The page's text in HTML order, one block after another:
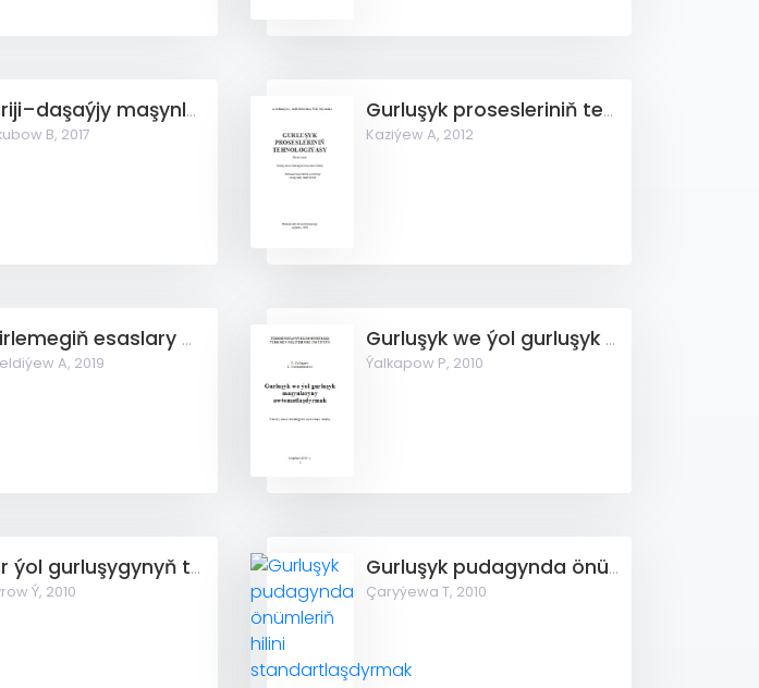
Göteriji–daşaýjy maşynlar
B, 2017
Gurluşyk prosesleriniň tehnologiýasy
Kaziýew A, 2012
Kebşirlemegiň esaslary we kebşirleýiş işleri
A, 2019
Gurluşyk we ýol gurluşyk maşynlaryny awtomatlaşdyrmak
Ýalkapow P, 2010
Demir ýol gurluşygynyň tehnologiýasy, mehanizasiýasy we awtomatizasiýasy
Ý, 2010
Gurluşyk pudagynda önümleriň hilini standartlaşdyrmak we dolandyrmak
Çaryýewa T, 2010